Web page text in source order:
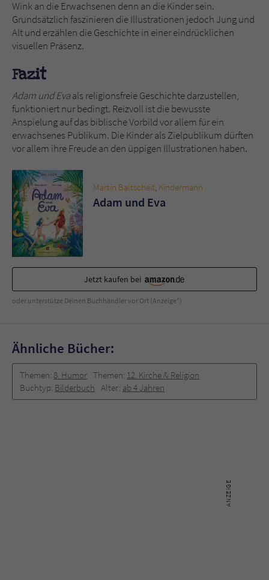
Wink an die Erwachsenen denn an die Kinder sein.
Grundsätzlich faszinieren die Illustrationen jedoch Jung und
Alt und erzählen die Geschichte in einer eindrücklichen
visuellen Präsenz.
Fazit
Adam und Evaals religionsfreie Geschichte darzustellen,
funktioniert nur bedingt. Reizvoll ist die bewusste
Anspielung auf das biblische Vorbild vor allem für ein
erwachsenes Publikum. Die Kinder als Zielpublikum dürften
vor allem ihre Freude an den üppigen Illustrationen haben.
Martin Baltscheit, Kindermann
Adam und Eva
Jetzt kaufen bei
oder unterstütze Deinen Buchhändler vor Ort (Anzeige*)
Ähnliche Bücher:
Themen: 8. Humor Themen: 12. Kirche & Religion
Buchtyp: Bilderbuch Alter: ab 4 Jahren